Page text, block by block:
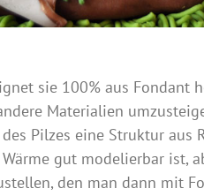
sie 100% aus Fondant
Materialien
Pilzes eine Struktur aus
gut modelierbar ist,
den man dann mit